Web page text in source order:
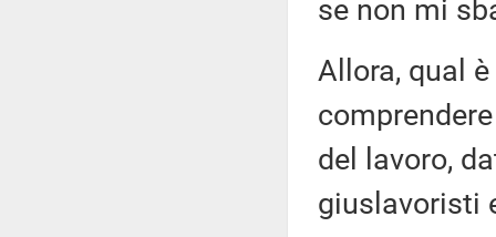
se non mi
Allora, qual
del lavoro,
giuslavoristi